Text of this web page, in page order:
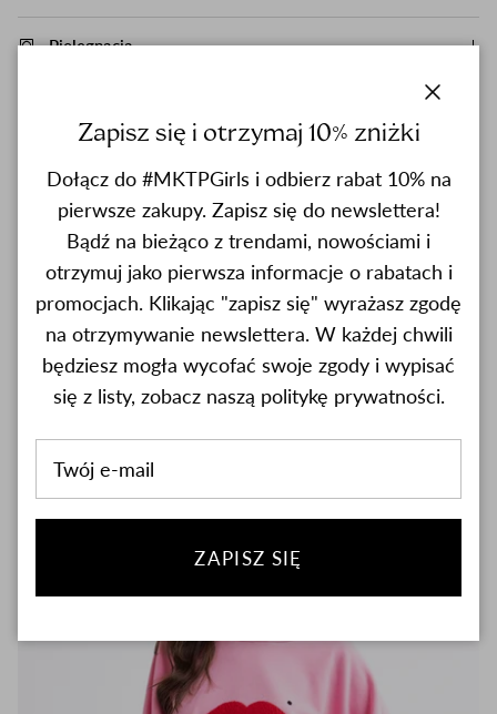
Pielęgnacja
Previous Podobne Produkty
Zapisz się i otrzymaj 10% zniżki
Dołącz do #MKTPGirls i odbierz rabat 10% na
pierwsze zakupy. Zapisz się do newslettera!
Bądź na bieżąco z trendami, nowościami i
otrzymuj jako pierwsza informacje o rabatach i
promocjach. Klikając "zapisz się" wyrażasz zgodę
na otrzymywanie newslettera. W każdej chwili
będziesz mogła wycofać swoje zgody i wypisać
się z listy, zobacz naszą politykę prywatności.
ZAPISZ SIĘ